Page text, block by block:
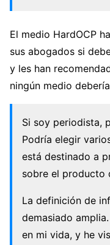
El medio HardOCP
sus abogados si
y les han
ningún medio
Si soy periodista,
Podría elegir
está destinado a
sobre el producto
La definición de
demasiado
en mi vida, y he